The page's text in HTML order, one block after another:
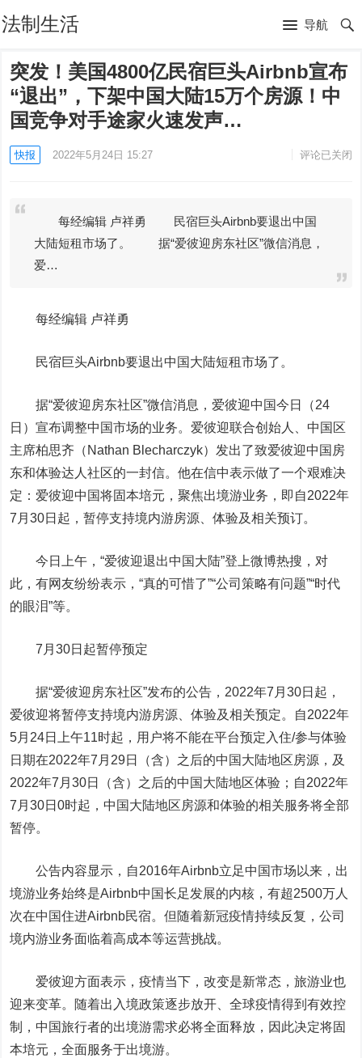
法制生活 导航
突发！美国4800亿民宿巨头Airbnb宣布
“退出”，下架中国大陆15万个房源！中
国竞争对手途家火速发声…
快报 2022年5月24日 15:27 评论已关闭
每经编辑 卢祥勇 民宿巨头Airbnb要退出中国
大陆短租市场了。 据“爱彼迎房东社区”微信消息，
爱…
每经编辑 卢祥勇
民宿巨头Airbnb要退出中国大陆短租市场了。
据“爱彼迎房东社区”微信消息，爱彼迎中国今日（24
日）宣布调整中国市场的业务。爱彼迎联合创始人、中国区
主席柏思齐（Nathan Blecharczyk）发出了致爱彼迎中国房
东和体验达人社区的一封信。他在信中表示做了一个艰难决
定：爱彼迎中国将固本培元，聚焦出境游业务，即自2022年
7月30日起，暂停支持境内游房源、体验及相关预订。
今日上午，“爱彼迎退出中国大陆”登上微博热搜，对
此，有网友纷纷表示，“真的可惜了”“公司策略有问题”“时代
的眼泪”等。
7月30日起暂停预定
据“爱彼迎房东社区”发布的公告，2022年7月30日起，
爱彼迎将暂停支持境内游房源、体验及相关预定。自2022年
5月24日上午11时起，用户将不能在平台预定入住/参与体验
日期在2022年7月29日（含）之后的中国大陆地区房源，及
2022年7月30日（含）之后的中国大陆地区体验；自2022年
7月30日0时起，中国大陆地区房源和体验的相关服务将全部
暂停。
公告内容显示，自2016年Airbnb立足中国市场以来，出
境游业务始终是Airbnb中国长足发展的内核，有超2500万人
次在中国住进Airbnb民宿。但随着新冠疫情持续反复，公司
境内游业务面临着高成本等运营挑战。
爱彼迎方面表示，疫情当下，改变是新常态，旅游业也
迎来变革。随着出入境政策逐步放开、全球疫情得到有效控
制，中国旅行者的出境游需求必将全面释放，因此决定将固
本培元，全面服务于出境游。